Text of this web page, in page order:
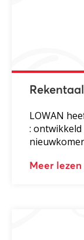
LOWAN
:
Meer lezen